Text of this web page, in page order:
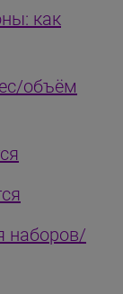
как
объём
наборов/